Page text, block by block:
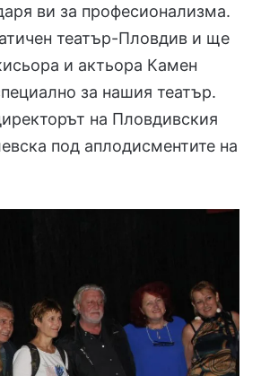
ви за професионализма.
театър-Пловдив и ще
и актьора Камен
за нашия театър.
на Пловдивския
под аплодисментите на